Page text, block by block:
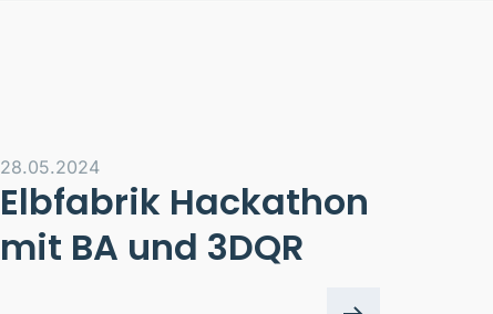
28.05.2024
Elbfabrik Hackathon
mit BA und 3DQR